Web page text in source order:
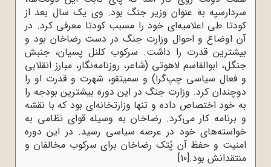
سردارسپه به‌ عنوان وزیر جنگ بود. وی یک سال بعد از
کودتا طی اعلامیه‌ای خود را مسبب کودتا معرفی کرد. در
آن اوضاع و احوال وزارت جنگ در دست رضاخان بود و
بیشترین قدرت را داشت. سرکوب کلنل پسیان، جنبش
جنگل، ابوالقاسم لاهوتی (شاعر، روزنامه‌نگار، مبارز انقلابی
و فعال سیاسی چپ‌گرا) و سمیتقو، شهرت و قدرت او را
دوچندان کرد. وزارت جنگ در این دوره بیشترین بودجه را
به خود اختصاص داده و تنها وزارتخانه‌ای بود که با نقشه
و برنامه کار می‌کرد. رضاخان به وسیله قوای نظامی به
خواسته‌های خود در عرصه سیاسی رسید. در این دوره
امنیت و حفظ آن پُتک رضاخان برای سرکوب مخالفان و
منتقدانش بود.[10]